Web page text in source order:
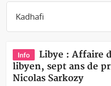
Info
Libye : Affaire
libyen, sept ans de
Nicolas Sarkozy